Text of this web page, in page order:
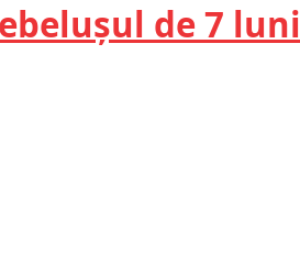
de 7 luni